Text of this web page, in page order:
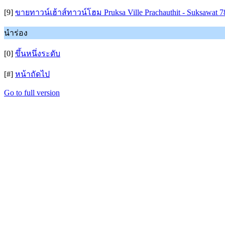
[9] ขายทาวน์เฮ้าส์ทาวน์โฮม Pruksa Ville Prachauthit - Suksawat
นำร่อง
[0] ขึ้นหนึ่งระดับ
[#] หน้าถัดไป
Go to full version